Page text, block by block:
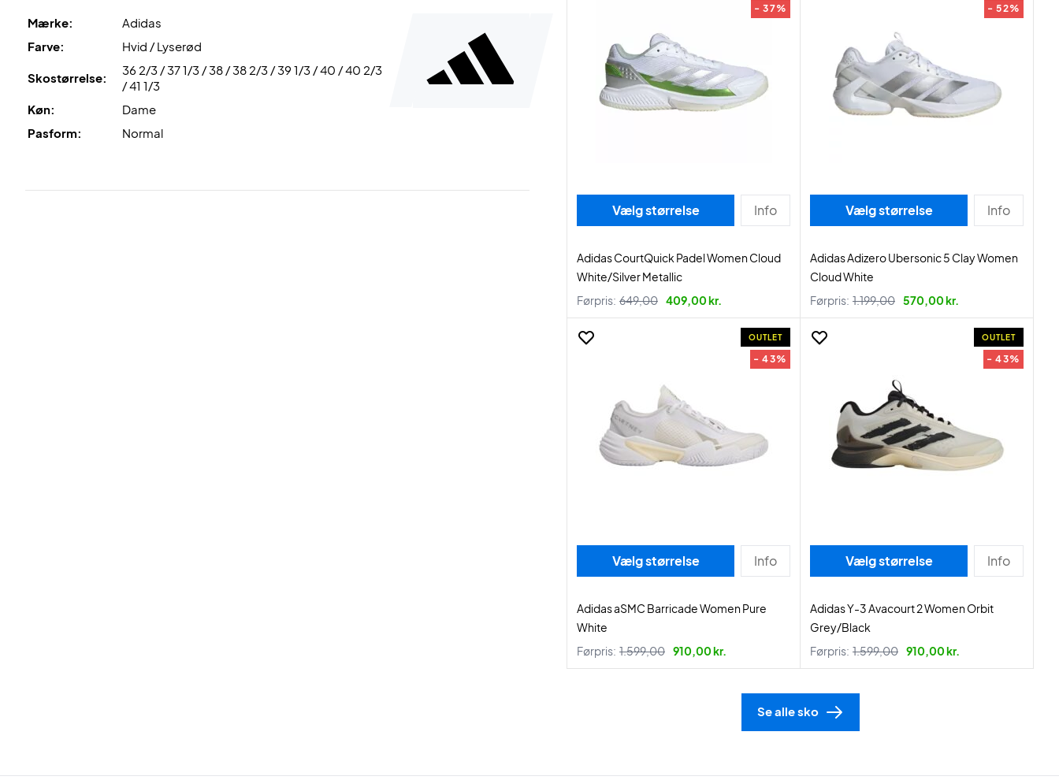
Mærke:
Adidas
Farve:
Hvid / Lyserød
Skostørrelse:
36 2/3 / 37 1/3 / 38 / 38 2/3 / 39 1/3 / 40 / 40 2/3
/ 41 1/3
Køn:
Dame
Pasform:
Normal
- 37%
Vælg størrelse Info
Adidas CourtQuick Padel Women Cloud
White/Silver Metallic
Førpris: 649,00 409,00 kr.
- 52%
Vælg størrelse Info
Adidas Adizero Ubersonic 5 Clay Women
Cloud White
Førpris: 1.199,00 570,00 kr.
OUTLET
- 43%
Vælg størrelse Info
Adidas aSMC Barricade Women Pure
White
Førpris: 1.599,00 910,00 kr.
OUTLET
- 43%
Vælg størrelse Info
Adidas Y-3 Avacourt 2 Women Orbit
Grey/Black
Førpris: 1.599,00 910,00 kr.
Se alle sko